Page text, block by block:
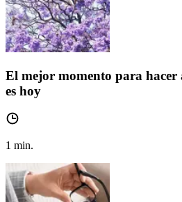
El mejor momento para
es hoy
1 min.